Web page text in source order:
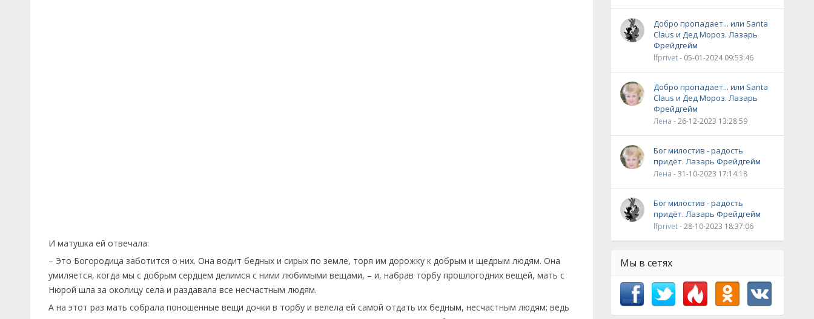
И матушка ей отвечала:
– Это Богородица заботится о них. Она водит бедных и сирых по земле, торя им дорожку к добрым и щедрым людям. Она
умиляется, когда мы с добрым сердцем делимся с ними любимыми вещами, – и, набрав торбу прошлогодних вещей, мать с
Нюрой шла за околицу села и раздавала все несчастным людям.
А на этот раз мать собрала поношенные вещи дочки в торбу и велела ей самой отдать их бедным, несчастным людям; ведь
Добро пропадает... или Santa
Claus и Дед Мороз. Лазарь
Фрейдгейм
lfprivet- 05-01-2024 09:53:46
Добро пропадает... или Santa
Claus и Дед Мороз. Лазарь
Фрейдгейм
Лена - 26-12-2023 13:28:59
Бог милостив - радость
придёт. Лазарь Фрейдгейм
Лена - 31-10-2023 17:14:18
Бог милостив - радость
придёт. Лазарь Фрейдгейм
lfprivet- 28-10-2023 18:37:06
Мы в сетях